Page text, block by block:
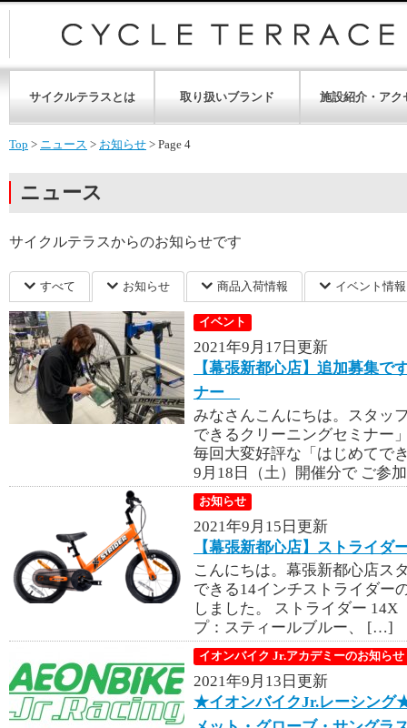
サイクルテラスとは 取り扱いブランド 施設紹介・アク
Top > ニュース > お知らせ > Page 4
ニュース
サイクルテラスからのお知らせです
すべて お知らせ 商品入荷情報 イベント情報
イベント
2021年9月17日更新
【幕張新都心店】追加募集で
ナー
みなさんこんにちは。スタッ
できるクリーニングセミナー
毎回大変好評な「はじめてで
9月18日（土）開催分で ご参
お知らせ
2021年9月15日更新
【幕張新都心店】ストライダ
こんにちは。幕張新都心店ス
できる14インチストライダー
しました。 ストライダー
プ：スティールブルー、 […]
イオンバイク Jr.アカデミーのお知らせ
2021年9月13日更新
★イオンバイクJr.レーシング